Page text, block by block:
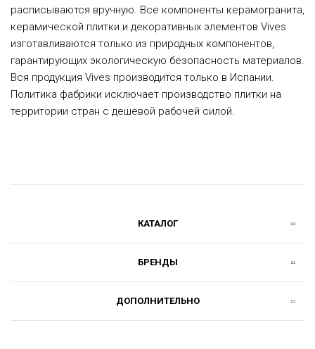
расписываются вручную. Все компоненты керамогранита,
керамической плитки и декоративных элементов Vives
изготавливаются только из природных компонентов,
гарантирующих экологическую безопасность материалов.
Вся продукция Vives производится только в Испании.
Политика фабрики исключает производство плитки на
территории стран с дешевой рабочей силой.
КАТАЛОГ
БРЕНДЫ
ДОПОЛНИТЕЛЬНО